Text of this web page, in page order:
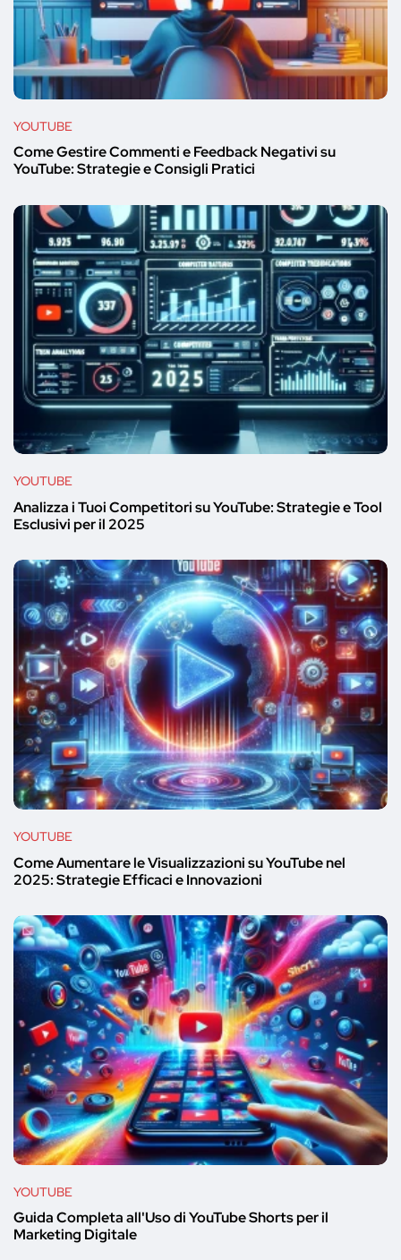
YOUTUBE
Come Gestire Commenti e Feedback Negativi su
YouTube: Strategie e Consigli Pratici
YOUTUBE
Analizza i Tuoi Competitori su YouTube: Strategie e Tool
Esclusivi per il 2025
YOUTUBE
Come Aumentare le Visualizzazioni su YouTube nel
2025: Strategie Efficaci e Innovazioni
YOUTUBE
Guida Completa all'Uso di YouTube Shorts per il
Marketing Digitale